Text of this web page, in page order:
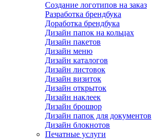
Создание логотипов на заказ
Разработка брендбука
Доработка брендбука
Дизайн папок на кольцах
Дизайн пакетов
Дизайн меню
Дизайн каталогов
Дизайн листовок
Дизайн визиток
Дизайн открыток
Дизайн наклеек
Дизайн брошюр
Дизайн папок для документов
Дизайн блокнотов
Печатные услуги